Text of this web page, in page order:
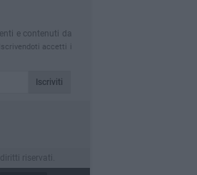
e contenuti da
Iscrivendoti accetti i
Iscriviti
riservati.